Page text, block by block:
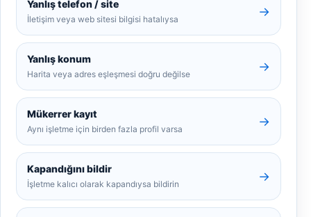
Yanlış telefon / site
İletişim veya web sitesi bilgisi hatalıysa
→
Yanlış konum
Harita veya adres eşleşmesi doğru değilse
→
Mükerrer kayıt
Aynı işletme için birden fazla profil varsa
→
Kapandığını bildir
İşletme kalıcı olarak kapandıysa bildirin
→